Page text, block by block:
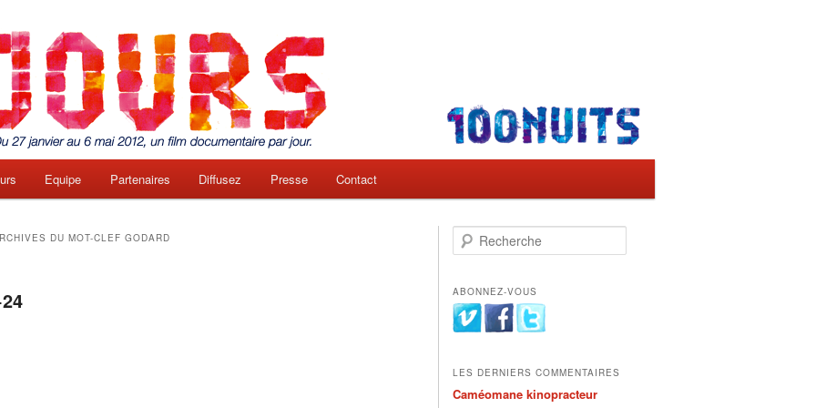
Equipe Partenaires Diffusez Presse Contact
DU MOT-CLEF GODARD Recherche
ABONNEZ-VOUS
LES DERNIERS COMMENTAIRES
Caméomane kinopracteur